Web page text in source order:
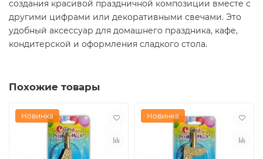
создания красивой праздничной композиции вместе с
другими цифрами или декоративными свечами. Это
удобный аксессуар для домашнего праздника, кафе,
кондитерской и оформления сладкого стола.
Похожие товары
Новинка Новинка